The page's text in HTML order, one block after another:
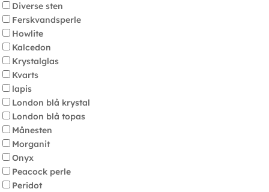
Diverse sten
Ferskvandsperle
Howlite
Kalcedon
Krystalglas
Kvarts
lapis
London blå krystal
London blå topas
Månesten
Morganit
Onyx
Peacock perle
Peridot